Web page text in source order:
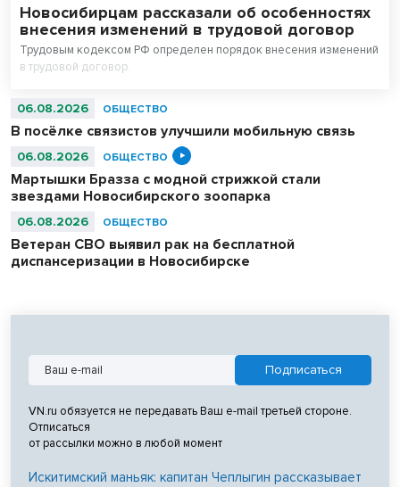
Новосибирцам рассказали об особенностях
внесения изменений в трудовой договор
Трудовым кодексом РФ определен порядок внесения изменений
в трудовой договор.
06.08.2026 ОБЩЕСТВО
В посёлке связистов улучшили мобильную связь
06.08.2026 ОБЩЕСТВО
Мартышки Бразза с модной стрижкой стали
звездами Новосибирского зоопарка
06.08.2026 ОБЩЕСТВО
Ветеран СВО выявил рак на бесплатной
диспансеризации в Новосибирске
VN.ru обязуется не передавать Ваш e-mail третьей стороне.
Отписаться
от рассылки можно в любой момент
Искитимский маньяк: капитан Чеплыгин рассказывает